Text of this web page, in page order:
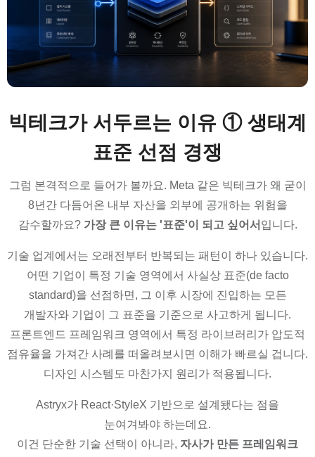
빅테크가 서두르는 이유 ① 생태계
표준 선점 경쟁
그럼 본격적으로 들어가 볼까요. Meta 같은 빅테크가 왜 굳이
8년간 다듬어온 내부 자산을 외부에 공개하는 위험을
감수할까요? 가장 큰 이유는 '표준'이 되고 싶어서 입니다.
기술 업계에서는 오래전부터 반복되는 패턴이 하나 있습니다.
어떤 기업이 특정 기술 영역에서 사실상 표준(de facto
standard)을 선점하면, 그 이후 시장에 진입하는 모든
개발자와 기업이 그 표준을 기준으로 사고하게 됩니다.
프론트엔드 프레임워크 영역에서 특정 라이브러리가 압도적
점유율을 가져간 사례를 떠올려보시면 이해가 빠르실 겁니다.
디자인 시스템도 마찬가지 원리가 적용됩니다.
Astryx가 React·StyleX 기반으로 설계됐다는 점을
눈여겨봐야 하는데요.
이건 단순한 기술 선택이 아니라, 자사가 만든 프레임워크